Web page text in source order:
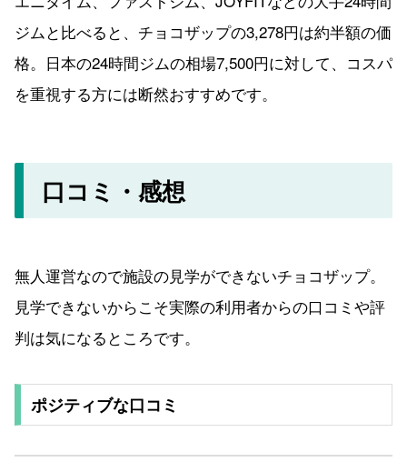
ジムと比べると、チョコザップの3,278円は約半額の価
格。日本の24時間ジムの相場7,500円に対して、コスパ
を重視する方には断然おすすめです。
口コミ・感想
無人運営なので施設の見学ができないチョコザップ。
見学できないからこそ実際の利用者からの口コミや評
判は気になるところです。
ポジティブな口コミ